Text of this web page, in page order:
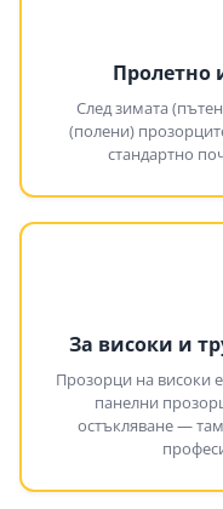
Пролетно
След зимата
(полени)
стандартно
За високи и
Прозорци на високи
панелни
остъкляване —